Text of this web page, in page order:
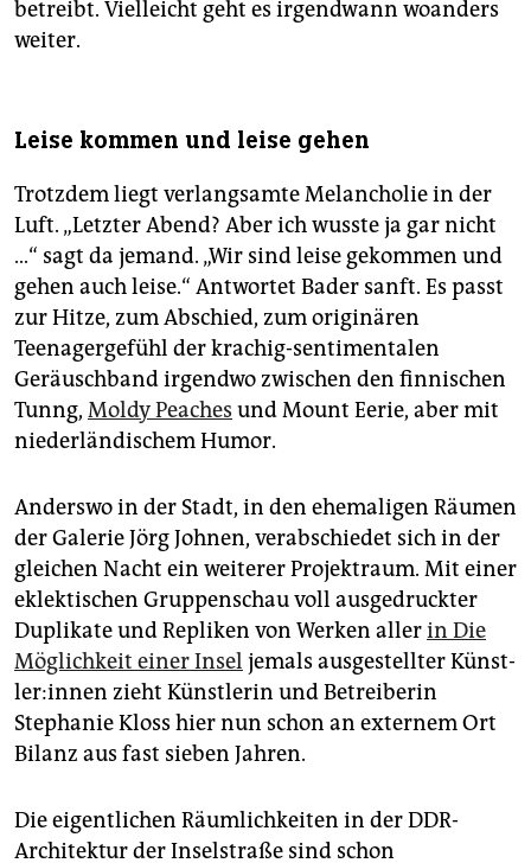
betreibt. Vielleicht geht es irgendwann woanders
weiter.
Leise kommen und leise gehen
Trotzdem liegt verlangsamte Melancholie in der
Luft. „Letzter Abend? Aber ich wusste ja gar nicht
…“ sagt da jemand. „Wir sind leise gekommen und
gehen auch leise.“ Antwortet Bader sanft. Es passt
zur Hitze, zum Abschied, zum originären
Teenagergefühl der krachig-sentimentalen
Geräuschband irgendwo zwischen den finnischen
Tunng, Moldy Peaches und Mount Eerie, aber mit
niederländischem Humor.
Anderswo in der Stadt, in den ehemaligen Räumen
der Galerie Jörg Johnen, verabschiedet sich in der
gleichen Nacht ein weiterer Projektraum. Mit einer
eklektischen Gruppenschau voll ausgedruckter
Duplikate und Repliken von Werken allerin Die
Möglichkeit einer Insel jemals ausgestellter Künst­
le­r:in­nen zieht Künstlerin und Betreiberin
Stephanie Kloss hier nun schon an externem Ort
Bilanz aus fast sieben Jahren.
Die eigentlichen Räumlichkeiten in der DDR-
Architektur der Inselstraße sind schon